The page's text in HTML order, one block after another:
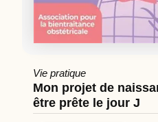
Vie pratique
Mon projet de
être prête le jour J